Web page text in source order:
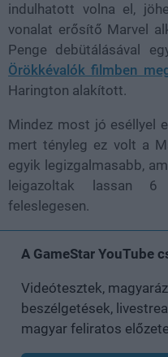
indulhatott volna el,
vonalat erősítő Marvel
Penge debütálásával
Örökkévalók filmben
Harington alakított.
Mindez most jó eséllyel
mert tényleg ez volt a
egyik legizgalmasabb,
leigazoltak lassan
feleslegesen.
A GameStar YouTube
Videótesztek,
beszélgetések,
magyar feliratos